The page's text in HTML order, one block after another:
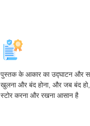
पुस्तक के आकार का उद्घाटन और
खुलना और बंद होना, और जब बंद
स्टोर करना और रखना आसान है